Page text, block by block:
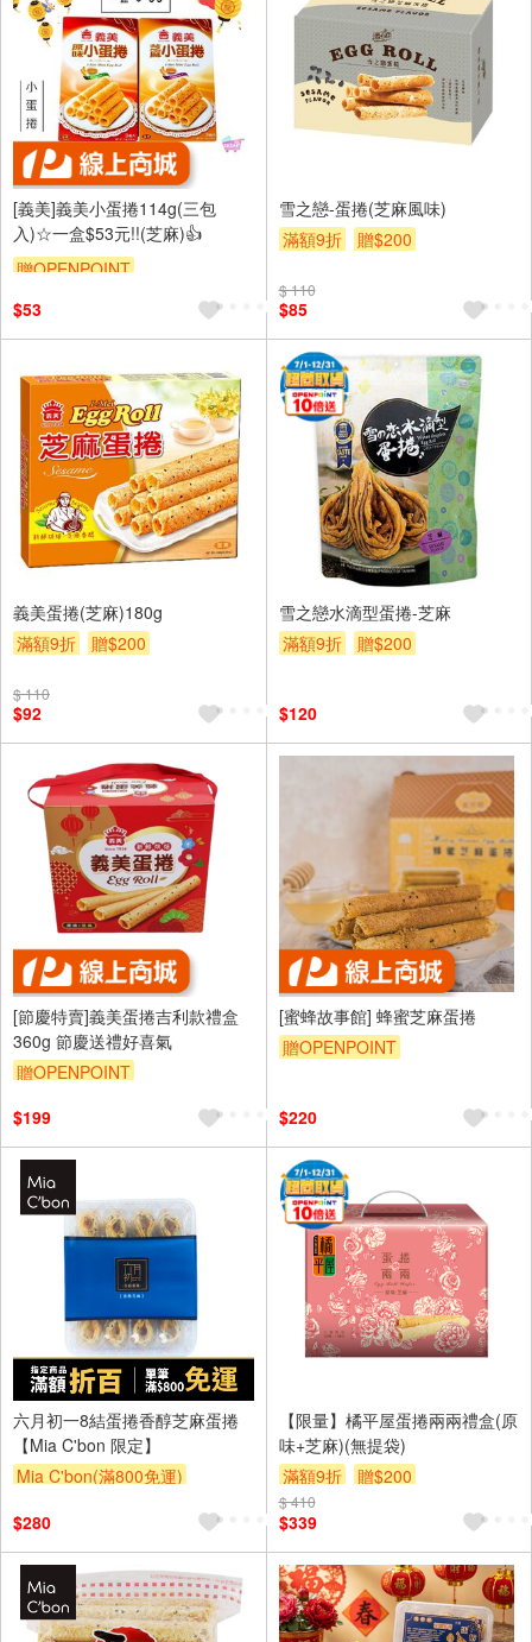
[義美]義美小蛋捲114g(三包
入)☆一盒$53元!!(芝麻)👍
贈OPENPOINT
$53
雪之戀-蛋捲(芝麻風味)
滿額9折
贈$200
$ 110
$85
義美蛋捲(芝麻)180g
滿額9折
贈$200
$ 110
$92
雪之戀水滴型蛋捲-芝麻
滿額9折
贈$200
$120
[節慶特賣]義美蛋捲吉利款禮盒
360g 節慶送禮好喜氣
贈OPENPOINT
$199
[蜜蜂故事館] 蜂蜜芝麻蛋捲
贈OPENPOINT
$220
六月初一8結蛋捲香醇芝麻蛋捲
【Mia C'bon 限定】
Mia C'bon(滿800免運)
$280
【限量】橘平屋蛋捲兩兩禮盒(原
味+芝麻)(無提袋)
滿額9折
贈$200
$ 410
$339